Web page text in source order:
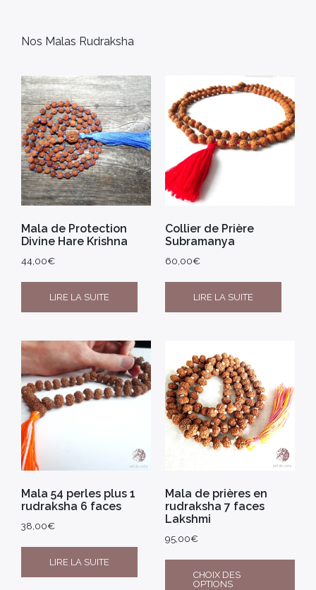
Nos Malas Rudraksha
Mala de Protection
Divine Hare Krishna
44,00€
LIRE LA SUITE
Collier de Prière
Subramanya
60,00€
LIRE LA SUITE
Mala 54 perles plus 1
rudraksha 6 faces
38,00€
LIRE LA SUITE
Mala de prières en
rudraksha 7 faces
Lakshmi
95,00€
CHOIX DES
OPTIONS